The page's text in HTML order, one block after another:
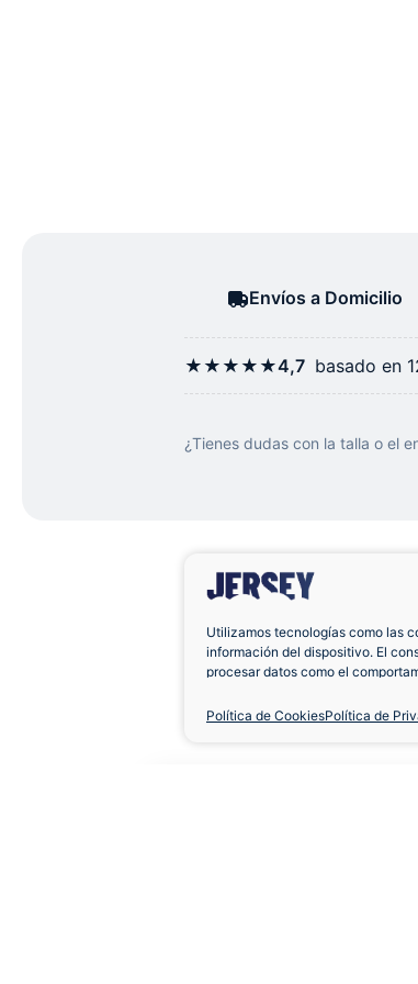
Utilizamos tecnologías como las
información del dispositivo. El
procesar datos como el
negativamente a ciertas
Política de CookiesPolítica de
Envíos a Domicilio
★★★★★4,7 basado en
¿Tienes dudas con la talla o el